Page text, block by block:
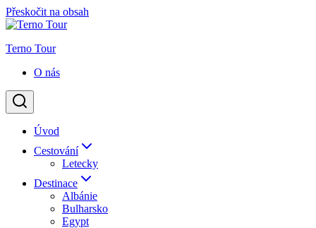
Přeskočit na obsah
Terno Tour
O nás
Úvod
Cestování
Letecky
Destinace
Albánie
Bulharsko
Egypt